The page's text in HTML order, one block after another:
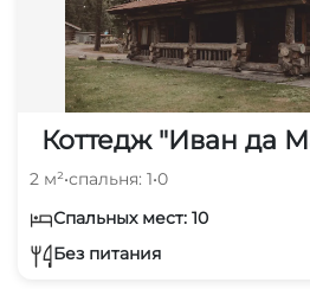
Коттедж "Иван да
2 м²•спальня: 1•0
Спальных мест: 10
Без питания